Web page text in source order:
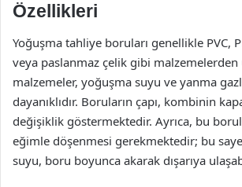
Özellikleri
Yoğuşma tahliye boruları genellikle PVC,
veya paslanmaz çelik gibi malzemelerden
malzemeler, yoğuşma suyu ve yanma
dayanıklıdır. Boruların çapı, kombinin
değişiklik göstermektedir. Ayrıca, bu
eğimle döşenmesi gerekmektedir; bu
suyu, boru boyunca akarak dışarıya